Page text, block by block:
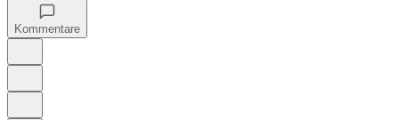
Kommentare